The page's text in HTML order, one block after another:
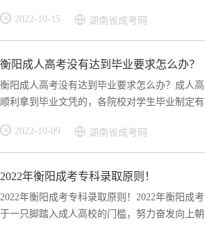
2022-10-15 湖南省成考网
衡阳成人高考没有达到毕业要求怎么办？
衡阳成人高考没有达到毕业要求怎么办？成人
顺利拿到毕业文凭的，各院校对学生毕业制定
2022-10-09 湖南省成考网
2022年衡阳成考专科录取原则！
2022年衡阳成考专科录取原则！2022年衡阳成
于一只脚踏入成人高校的门槛，努力奋发向上